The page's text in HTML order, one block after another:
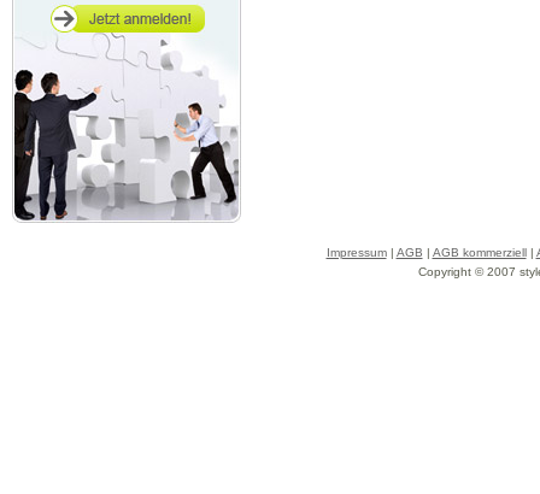
Impressum| AGB | AGB kommerziell|
Copyright © 2007